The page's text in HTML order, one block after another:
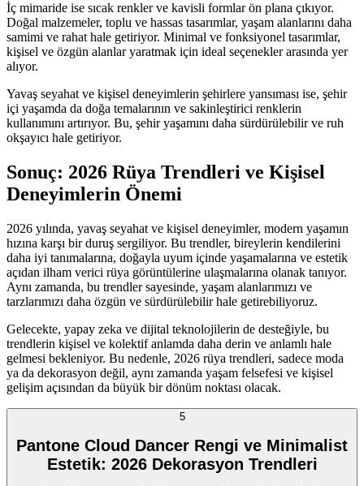
İç mimaride ise sıcak renkler ve kavisli formlar ön plana çıkıyor.
Doğal malzemeler, toplu ve hassas tasarımlar, yaşam alanlarını daha
samimi ve rahat hale getiriyor. Minimal ve fonksiyonel tasarımlar,
kişisel ve özgün alanlar yaratmak için ideal seçenekler arasında yer
alıyor.
Yavaş seyahat ve kişisel deneyimlerin şehirlere yansıması ise, şehir
içi yaşamda da doğa temalarının ve sakinleştirici renklerin
kullanımını artırıyor. Bu, şehir yaşamını daha sürdürülebilir ve ruh
okşayıcı hale getiriyor.
Sonuç: 2026 Rüya Trendleri ve Kişisel
Deneyimlerin Önemi
2026 yılında, yavaş seyahat ve kişisel deneyimler, modern yaşamın
hızına karşı bir duruş sergiliyor. Bu trendler, bireylerin kendilerini
daha iyi tanımalarına, doğayla uyum içinde yaşamalarına ve estetik
açıdan ilham verici rüya görüntülerine ulaşmalarına olanak tanıyor.
Aynı zamanda, bu trendler sayesinde, yaşam alanlarımızı ve
tarzlarımızı daha özgün ve sürdürülebilir hale getirebiliyoruz.
Gelecekte, yapay zeka ve dijital teknolojilerin de desteğiyle, bu
trendlerin kişisel ve kolektif anlamda daha derin ve anlamlı hale
gelmesi bekleniyor. Bu nedenle, 2026 rüya trendleri, sadece moda
ya da dekorasyon değil, aynı zamanda yaşam felsefesi ve kişisel
gelişim açısından da büyük bir dönüm noktası olacak.
5
Pantone Cloud Dancer Rengi ve Minimalist
Estetik: 2026 Dekorasyon Trendleri